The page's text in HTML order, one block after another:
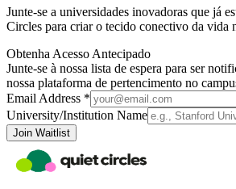
Junte-se a universidades inovadoras que já
Circles para criar o tecido conectivo da vida
Obtenha Acesso Antecipado
Junte-se à nossa lista de espera para ser
nossa plataforma de pertencimento no
Email Address *
University/Institution Name
Join Waitlist